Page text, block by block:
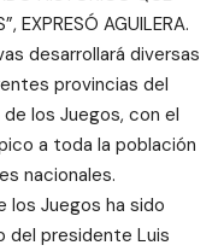
EXPRESÓ AGUILERA.
desarrollará diversas
provincias del
los Juegos, con el
a toda la población
nacionales.
los Juegos ha sido
del presidente Luis